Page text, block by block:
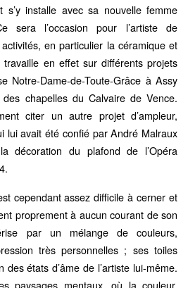
installe avec sa nouvelle femme
sera l’occasion pour l’artiste de
en particulier la céramique et
en effet sur différents projets
Notre-Dame-de-Toute-Grâce à Assy
chapelles du Calvaire de Vence.
citer un autre projet d’ampleur,
lui avait été confié par André Malraux
décoration du plafond de l’Opéra
cependant assez difficile à cerner et
proprement à aucun courant de son
par un mélange de couleurs,
très personnelles ; ses toiles
états d’âme de l’artiste lui-même.
paysages mentaux, où la couleur,